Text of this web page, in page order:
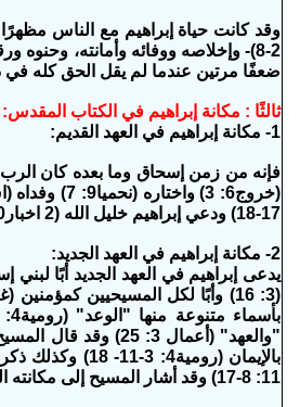
ضعفًا مرتين عندما لم يقل الحق كله في ذكر
ثالثًا : مكانة إبراهيم في الكتاب المقدس:
1- مكانة إبراهيم في العهد القديم:
17-18) ودعي إبراهيم خليل الله (2 اخبار20: 7- اش 41: 8).
2- مكانة إبراهيم في العهد الجديد:
11: 8-17) وقد أشار المسيح إلى مكانته السامية بين القديسين في السماء (مت 8: 11 ولو 13: 28- 16: 23-31).